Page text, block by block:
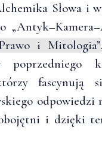
Słowa i
i Mitologia”
poprzedniego
fascynują
odpowiedzi
obojętni i dzięki